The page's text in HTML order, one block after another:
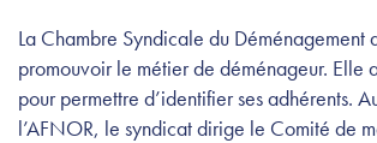
La Chambre Syndicale du Déménagement
promouvoir le métier de déménageur. Elle
pour permettre d’identifier ses adhérents.
l’AFNOR, le syndicat dirige le Comité de